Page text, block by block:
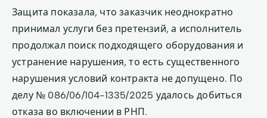
Защита показала, что заказчик неоднократно
принимал услуги без претензий, а исполнитель
продолжал поиск подходящего оборудования и
устранение нарушения, то есть существенного
нарушения условий контракта не допущено. По
делу № 086/06/104-1335/2025 удалось добиться
отказа во включении в РНП.